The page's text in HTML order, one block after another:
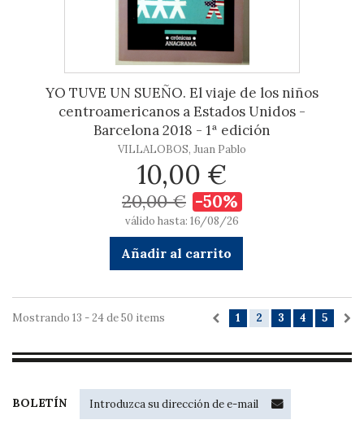
YO TUVE UN SUEÑO. El viaje de los niños
centroamericanos a Estados Unidos -
Barcelona 2018 - 1ª edición
VILLALOBOS, Juan Pablo
10,00 €
20,00 € -50%
válido hasta: 16/08/26
Añadir al carrito
1 2 3 4 5
Mostrando 13 - 24 de 50 items
BOLETÍN